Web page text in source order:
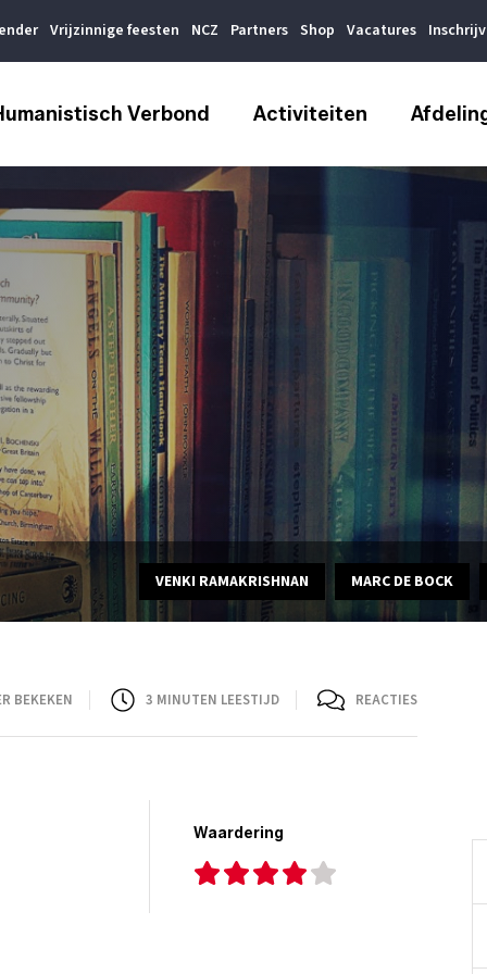
Vrijzinnige feesten NCZ Partners Shop Vacatures
Verbond Activiteiten
VENKI RAMAKRISHNAN MARC DE BOCK
BEKEKEN 3 MINUTEN LEESTIJD REACTIES
Waardering